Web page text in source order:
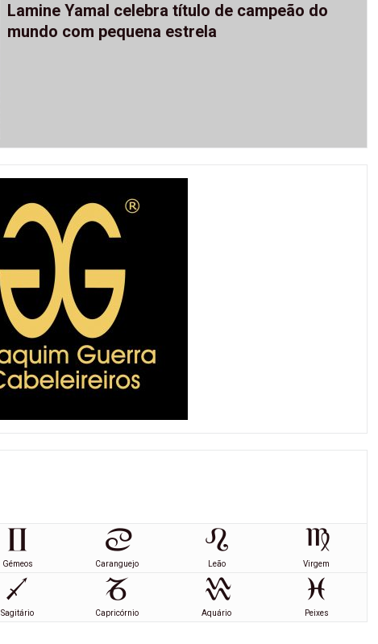
Lamine Yamal celebra título de campeão do
mundo com pequena estrela
Gémeos Caranguejo Leão Virgem
Sagitário Capricórnio Aquário Peixes